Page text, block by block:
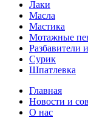
Лаки
Масла
Мастика
Мотажные
Разбавители
Сурик
Шпатлевка
Главная
Новости и
О нас